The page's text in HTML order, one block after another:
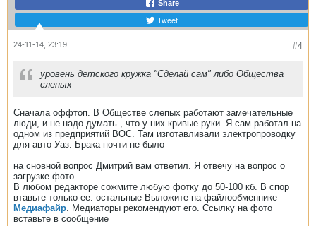
Share
Tweet
#4
24-11-14, 23:19
уровень детского кружка "Сделай сам" либо Общества
слепых
Сначала оффтоп. В Обществе слепых работают замечательные
люди, и не надо думать , что у них кривые руки. Я сам работал на
одном из предприятий ВОС. Там изготавливали электропроводку
для авто Уаз. Брака почти не было
на сновной вопрос Дмитрий вам ответил. Я отвечу на вопрос о
загрузке фото.
В любом редакторе сожмите любую фотку до 50-100 кб. В спор
втавьте только ее. остальные Выложите на файлообменнике
Медиафайр . Медиаторы рекомендуют его. Ссылку на фото
вставьте в сообщение